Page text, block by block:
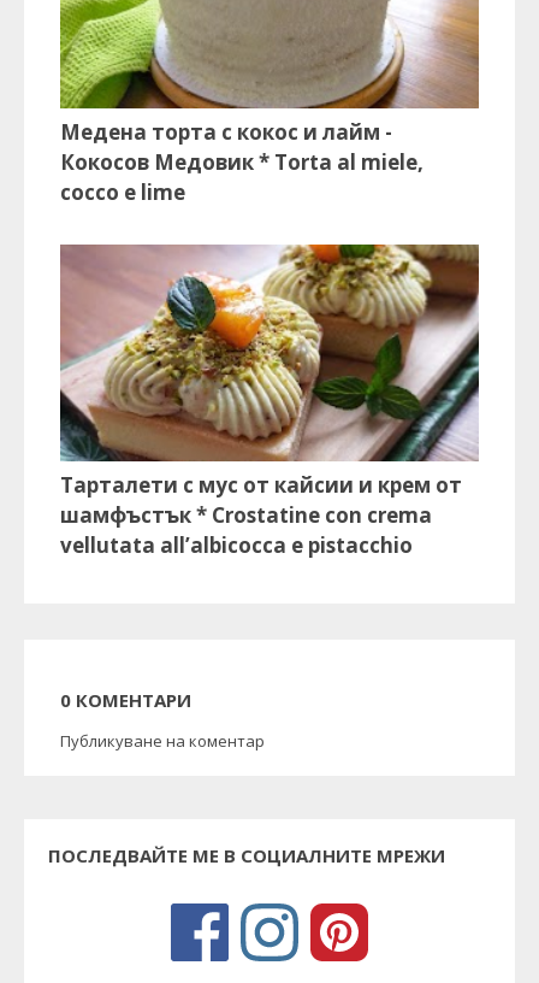
Медена торта с кокос и лайм -
Кокосов Медовик * Torta al miele,
cocco e lime
Тарталети с мус от кайсии и крем от
шамфъстък * Crostatine con crema
vellutata all’albicocca e pistacchio
0 КОМЕНТАРИ
Публикуване на коментар
ПОСЛЕДВАЙТЕ МЕ В СОЦИАЛНИТЕ МРЕЖИ